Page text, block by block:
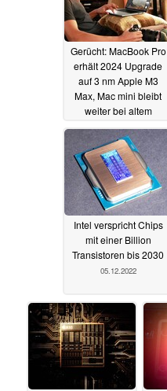
Gerücht: MacBook Pro
erhält 2024 Upgrade
auf 3 nm Apple M3
Max, Mac mini bleibt
weiter bei altem
Design17.01.2023
Intel verspricht Chips
mit einer Billion
Transistoren bis 2030
05.12.2022